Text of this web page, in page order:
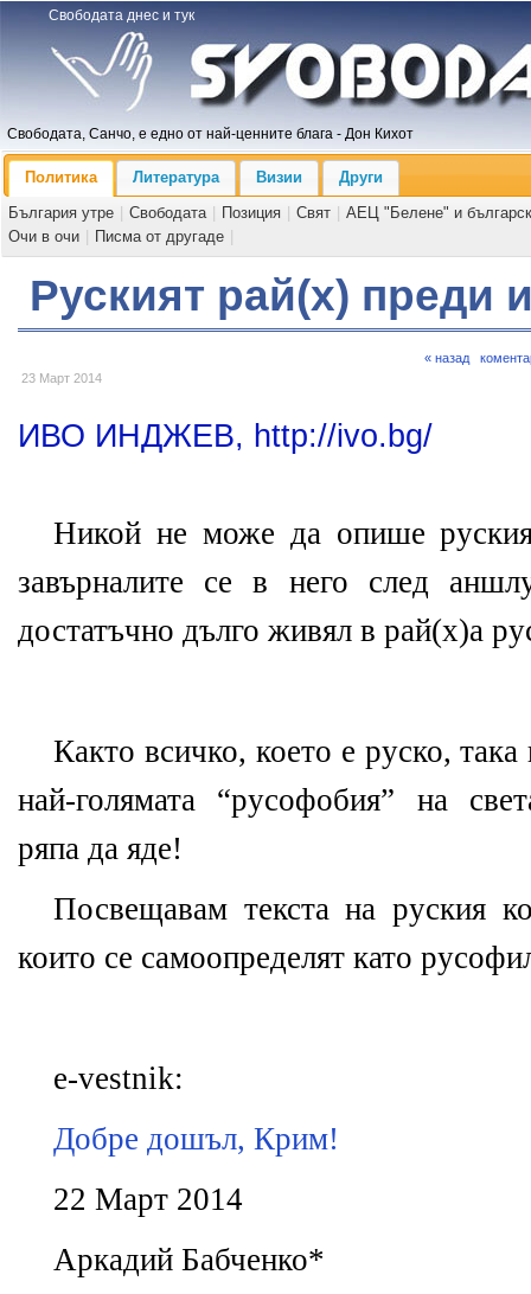
Свободата днес и тук
Свободата, Санчо, е едно от най-ценните блага - Дон Кихот
Политика Литература Визии
Други
България утре
Свободата Позиция Свят
АЕЦ "Белене" и
Очи в очи
Писма от другаде
Руският рай(х) преди
23 Март 2014
« назад
ИВО ИНДЖЕВ, http://ivo.bg/
Никой не може да опише
завърналите се в него след
достатъчно дълго живял в рай(х)а
Както всичко, което е руско,
най-голямата “русофобия” на
ряпа да яде!
Посвещавам текста на руския
които се самоопределят като
e-vestnik:
Добре дошъл, Крим!
22 Март 2014
Аркадий Бабченко*